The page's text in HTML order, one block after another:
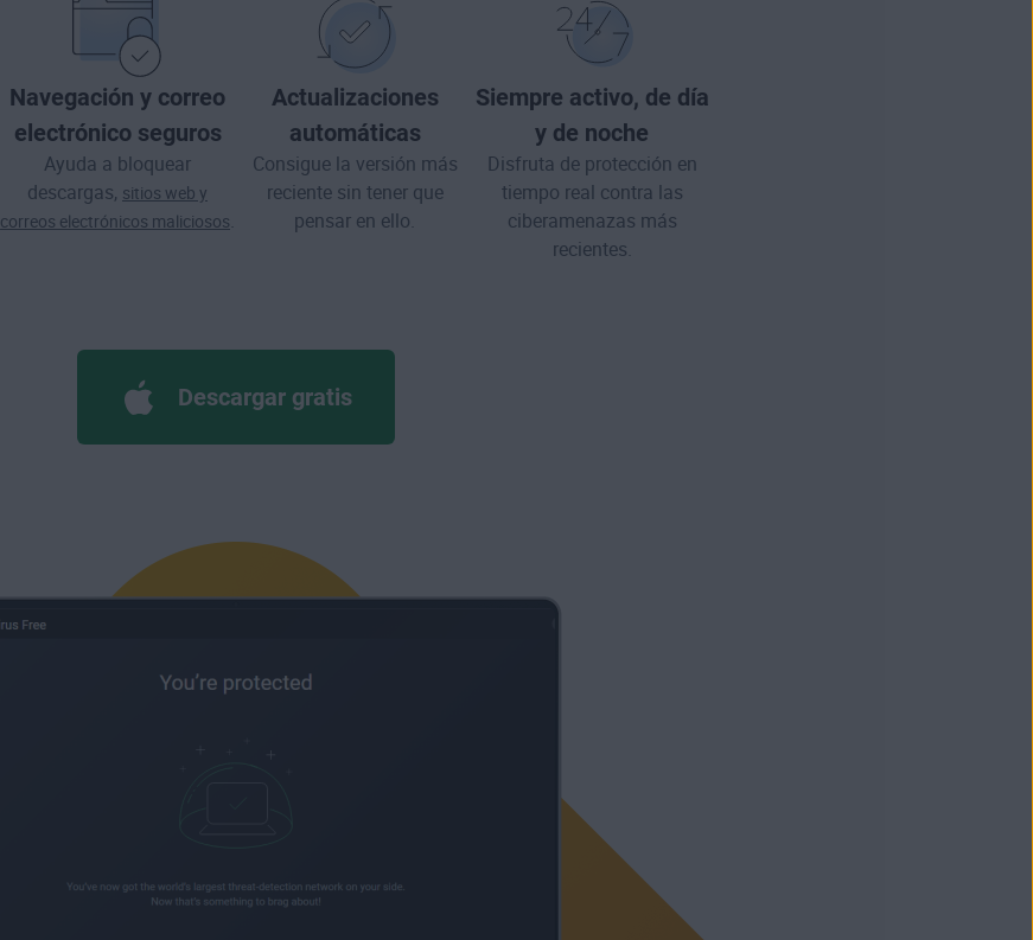
Navegación y correo
electrónico seguros
Ayuda a bloquear
descargas, sitios web y
correos electrónicos maliciosos.
Actualizaciones
automáticas
Consigue la versión más
reciente sin tener que
pensar en ello.
Siempre activo, de día
y de noche
Disfruta de protección en
tiempo real contra las
ciberamenazas más
recientes.
Descargar gratis